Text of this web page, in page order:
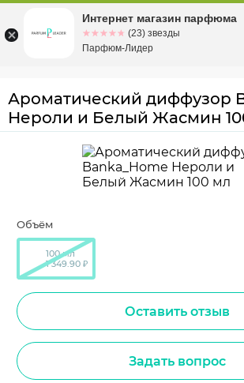
Омскул. Заозерная, 11, к. 1
Ароматический диффузор
Нероли и Белый Жасмин
Объём
100 мл
1 349.90 ₽
Оставить отзыв
Задать вопрос
Интернет магазин парфюма
☆☆☆☆☆
★★★★★ (23) звезды
Парфюм-Лидер